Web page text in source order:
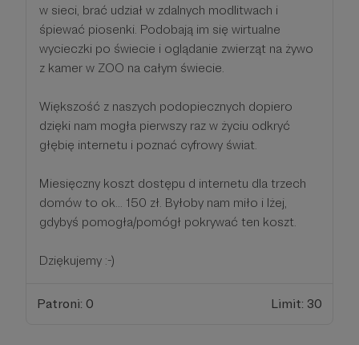
w sieci, brać udział w zdalnych modlitwach i
śpiewać piosenki. Podobają im się wirtualne
wycieczki po świecie i oglądanie zwierząt na żywo
z kamer w ZOO na całym świecie.
Większość z naszych podopiecznych dopiero
dzięki nam mogła pierwszy raz w życiu odkryć
głębię internetu i poznać cyfrowy świat.
Miesięczny koszt dostępu d internetu dla trzech
domów to ok... 150 zł. Byłoby nam miło i lżej,
gdybyś pomogła/pomógł pokrywać ten koszt.
Dziękujemy :-)
Patroni: 0 Limit: 30